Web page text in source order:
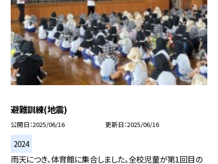
避難訓練(地震)
公開日 2025/06/16 更新日 2025/06/16
2024
雨天につき、体育館に集合しました。全校児童が第1回目の